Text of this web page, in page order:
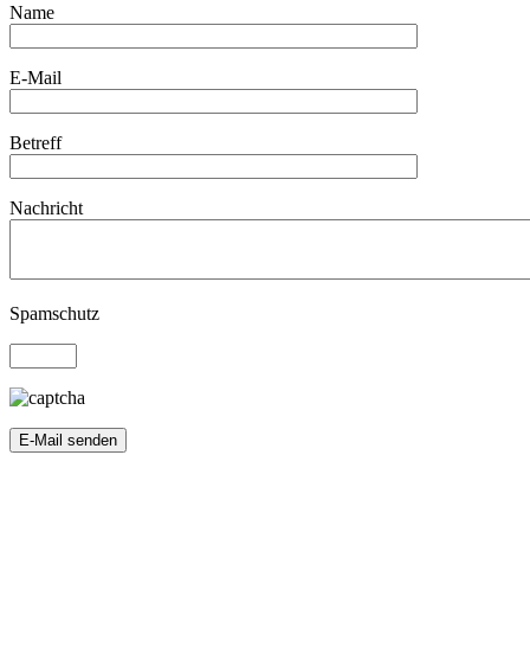
Name
Bitte lassen
E-Mail
Betreff
Bitte lassen
Nachricht
Spamschutz